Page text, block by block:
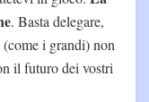
. Basta delegare,
i grandi) non
il futuro dei vostri